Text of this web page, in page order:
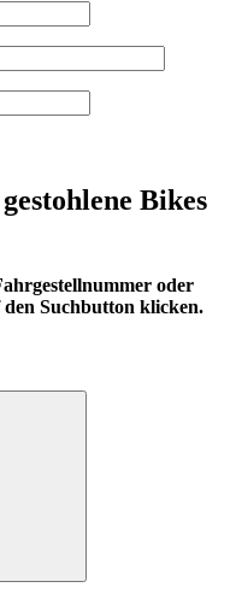
Bikes
oder
den Suchbutton klicken.